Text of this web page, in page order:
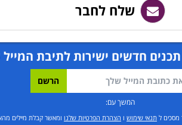
שלח לחבר
חדשים ישירות לתיבת
המשך עם:
ל תנאי שימוש ו הצהרת הפרטיות שלנו ומאשר קבלת מיילים